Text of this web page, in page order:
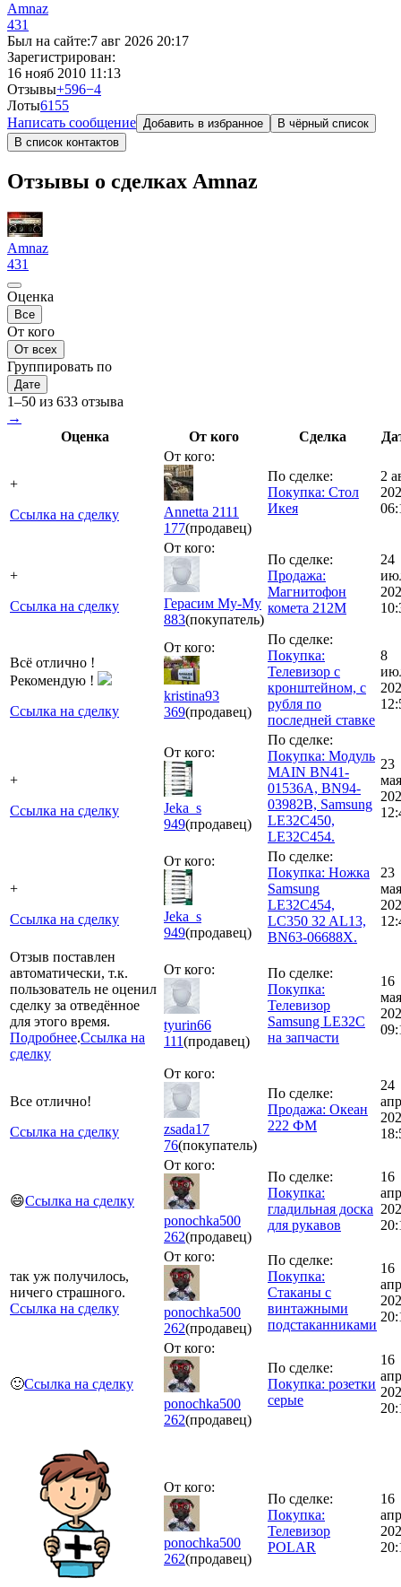
Amnaz
431
Был на сайте:7 авг 2026 20:17
Зарегистрирован:
16 нояб 2010 11:13
Отзывы+596−4
Лоты61 55
Написать сообщение Добавить в избранное
В чёрный список
В список контактов
Отзывы о сделках Amnaz
Amnaz
431
Оценка
Все
От кого
От всех
Группировать по
Дате
1–50 из 633 отзыва
→
Оценка
От кого Сделка
+
Ссылка на сделку
От кого:
Annetta 2111
177(продавец)
По сделке:
Покупка: Стол
Икея
2
+
Ссылка на сделку
От кого:
Герасим Му-Му
883(покупатель)
По сделке:
Продажа:
Магнитофон
комета 212М
24
Всё отлично !
Рекомендую !
Ссылка на сделку
От кого:
kristina93
369(продавец)
По сделке:
Покупка:
Телевизор с
кронштейном, с
рубля по
последней ставке
8
+
Ссылка на сделку
От кого:
Jeka_s
949(продавец)
По сделке:
Покупка: Модуль
MAIN BN41-
01536A, BN94-
03982B, Samsung
LE32C450,
LE32C454.
23
мая
+
Ссылка на сделку
От кого:
Jeka_s
949(продавец)
По сделке:
Покупка: Ножка
Samsung
LE32C454,
LC350 32 AL13,
BN63-06688X.
23
мая
Отзыв поставлен
автоматически, т.к.
пользователь не оценил
сделку за отведённое
для этого время.
Подробнее.Ссылка на
сделку
От кого:
tyurin66
111(продавец)
По сделке:
Покупка:
Телевизор
Samsung LE32C
на запчасти
16
мая
Все отлично!
Ссылка на сделку
От кого:
zsada17
76(покупатель)
По сделке:
Продажа: Океан
222 ФМ
24
апр
😄Ссылка на сделку
От кого:
ponochka500
262(продавец)
По сделке:
Покупка:
гладильная доска
для рукавов
16
апр
так уж получилось,
ничего страшного.
Ссылка на сделку
От кого:
ponochka500
262(продавец)
По сделке:
Покупка:
Стаканы с
винтажными
подстаканниками
16
апр
🙂Ссылка на сделку
От кого:
ponochka500
262(продавец)
По сделке:
Покупка: розетки
серые
16
апр
От кого:
ponochka500
262(продавец)
По сделке:
Покупка:
Телевизор
POLAR
16
апр